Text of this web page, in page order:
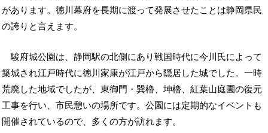
があります。徳川幕府を長期に渡って発展させたことは静岡県民
の誇りと言えます。
駿府城公園は、静岡駅の北側にあり戦国時代に今川氏によって
築城され江戸時代に徳川家康が江戸から隠居した城でした。一時
荒廃した地域でしたが、東御門・巽櫓、坤櫓、紅葉山庭園の復元
工事を行い、市民憩いの場所です。公園には定期的なイベントも
開催されているので、多くの方が訪れます。